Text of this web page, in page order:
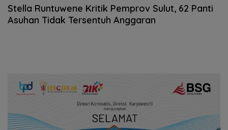
Stella Runtuwene Kritik Pemprov Sulut, 62 Panti
Asuhan Tidak Tersentuh Anggaran